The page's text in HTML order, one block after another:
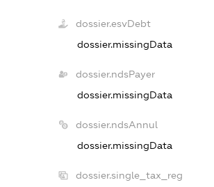
dossier.esvDebt
dossier.missingData
dossier.ndsPayer
dossier.missingData
dossier.ndsAnnul
dossier.missingData
dossier.single_tax_reg